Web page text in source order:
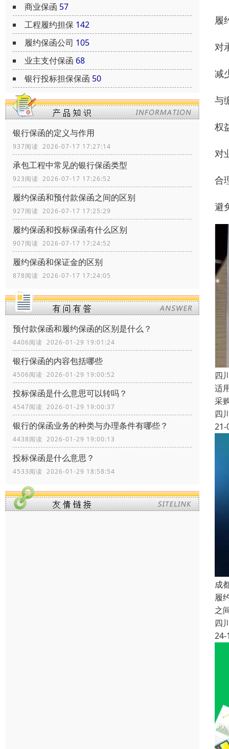
商业保函 57
工程履约担保 142
履约保函公司 105
业主支付保函 68
银行投标担保保函 50
银行保函的定义与作用
937阅读 2026-07-17 17:27:14
承包工程中常见的银行保函类型
923阅读 2026-07-17 17:26:52
履约保函和预付款保函之间的区别
927阅读 2026-07-17 17:25:29
履约保函和投标保函有什么区别
907阅读 2026-07-17 17:24:52
履约保函和保证金的区别
878阅读 2026-07-17 17:24:05
预付款保函和履约保函的区别是什么？
4406阅读 2026-01-29 19:01:24
银行保函的内容包括哪些
4506阅读 2026-01-29 19:00:52
投标保函是什么意思可以转吗？
4547阅读 2026-01-29 19:00:37
银行的保函业务的种类与办理条件有哪些？
4438阅读 2026-01-29 19:00:13
投标保函是什么意思？
4533阅读 2026-01-29 18:58:54
履
对
减
与
权
对
合
避
四
适
采
四
21-
成
履
之
四
24-